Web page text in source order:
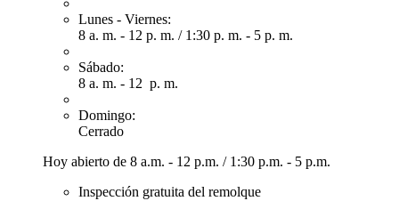
Lunes - Viernes:
8 a. m. - 12 p. m. / 1:30 p. m. - 5 p. m.
Sábado:
8 a. m. - 12 p. m.
Domingo:
Cerrado
Hoy abierto de 8 a.m. - 12 p.m. / 1:30 p.m. - 5 p.m.
Inspección gratuita del remolque